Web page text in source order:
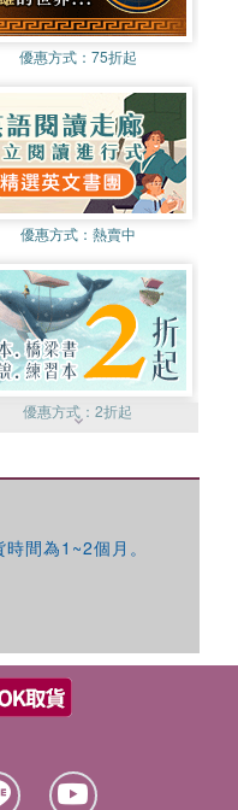
優惠方式： 75折起
優惠方式： 熱賣中
優惠方式：2折起
間為1~2個月。